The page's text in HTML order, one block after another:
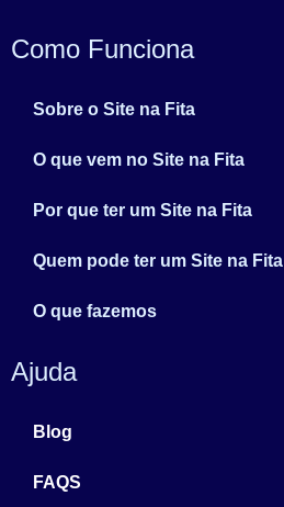
Como Funciona
Sobre o Site na Fita
O que vem no Site na Fita
Por que ter um Site na Fita
Quem pode ter um Site na Fita
O que fazemos
Ajuda
Blog
FAQS